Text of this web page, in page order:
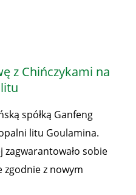
z Chińczykami na
spółką Ganfeng
litu Goulamina.
zagwarantowało sobie
zgodnie z nowym